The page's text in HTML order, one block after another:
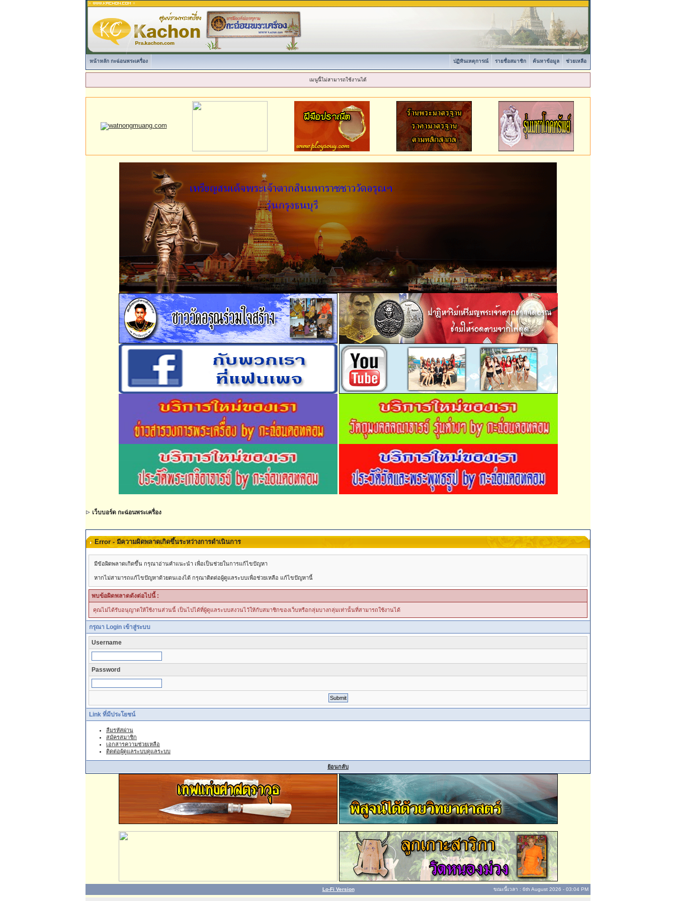
หน้าหลัก กะฉ่อนพระเครื่อง ช่วยเหลือ
ค้นหาข้อมูล
รายชื่อสมาชิก
ปฏิทินเหตุการณ์
เมนูนี้ไม่สามารถใช้งานได้
เว็บบอร์ด กะฉ่อนพระเครื่อง
Error - มีความผิดพลาดเกิดขึ้นระหว่างการดำเนินการ
มีข้อผิดพลาดเกิดขึ้น กรุณาอ่านคำแนะนำ เพื่อเป็นช่วยในการแก้ไขปัญหา
หากไม่สามารถแก้ไขปัญหาด้วยตนเองได้ กรุณาติตด่อผู้ดูแลระบบเพื่อช่วยเหลือ แก้ไขปัญหานี้
พบข้อผิดพลาดดังต่อไปนี้ :
คุณไม่ได้รับอนุญาตให้ใช้งานส่วนนี้ เป็นไปได้ที่ผู้ดูแลระบบสงวนไว้ให้กับสมาชิกของเว็บหรือกลุ่มบางกลุ่มเท่านั้นที่สามารถใช้งานได้
กรุณา Login เข้าสู่ระบบ
Username
Password
Link ที่มีประโยชน์
ลืมรหัสผ่าน
สมัครสมาชิก
เอกสารความช่วยเหลือ
ติดต่อผู้ดูแลระบบดูแลระบบ
ย้อนกลับ
Lo-Fi Version ขณะนี้เวลา : 6th August 2026 - 03:04 PM